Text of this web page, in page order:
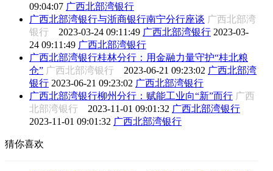
09:04:07 广西北部湾银行
广西北部湾银行与浙商银行南宁分行座谈 广西北部湾
银行 2023-03-24 09:11:49 广西北部湾银行 2023-03-
24 09:11:49 广西北部湾银行
广西北部湾银行桂林分行：用金融力量守护“桂北粮
仓” 广西北部湾银行 2023-06-21 09:23:02 广西北部湾
银行 2023-06-21 09:23:02 广西北部湾银行
广西北部湾银行柳州分行：赋能工业向“新”而行 广西
北部湾银行 2023-11-01 09:01:32 广西北部湾银行
2023-11-01 09:01:32 广西北部湾银行
猜你喜欢